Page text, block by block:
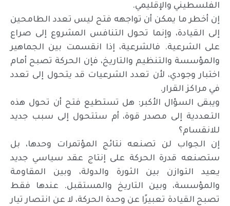
الفلسطيني والإقليمي.
إن أخطر ما يمكن أن تواجهه فتح ليس تعدد الطامحين
إلى القيادة، وإنما تحول التنافس المشروع إلى صراع
على الشرعية. فالشرعية، إذا انقسمت بين الجماهير
والمؤسسة والتنظيم والتاريخ، فإن الحركة تصبح أمام
اختبار وجودي، لأن تعدد الشرعيات قد يتحول إلى تعدد
في مراكز القرار.
ويبقى السؤال الأكبر: هل تستطيع فتح أن تحول هذه
التعددية إلى مصدر قوة، أم ستتحول إلى سبب جديد
للانقسام؟
إن الجواب لن تصنعه نتائج المؤتمرات وحدها، بل
ستصنعه قدرة الحركة على إنتاج عقد سياسي جديد
يعيد التوازن بين الثورة والدولة، وبين المقاومة
والمؤسسة، وبين التاريخ والمستقبل. عندها فقط
تصبح القيادة تعبيرًا عن وحدة الحركة، لا عن انتصار تيار